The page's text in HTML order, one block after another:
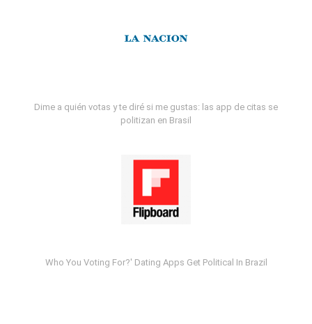
Dime a quién votas y te diré si me gustas: las app de citas se
politizan en Brasil
Who You Voting For?' Dating Apps Get Political In Brazil